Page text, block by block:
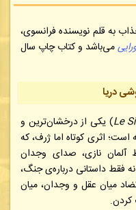
به قلم نویسنده فرانسوی،
می‌‌باشد و کتاب چاپ سال
دریا
Le) یکی از درخشان‌ترین و
است؛ اثری کوتاه اما ژرف، که
آلمان نازی، صدای وجدان
فقط داستانی درباره‌ی جنگ،
میان عقل و وجدان، میان